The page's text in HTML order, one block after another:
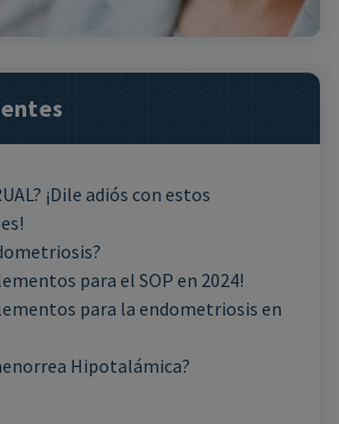
¡Dile adiós con estos
para el SOP en 2024!
para la endometriosis en
Hipotalámica?